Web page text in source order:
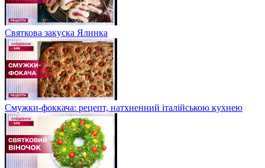
Святкова закуска Ялинка
Смужки-фоккача: рецепт, натхненний італійською кухнею